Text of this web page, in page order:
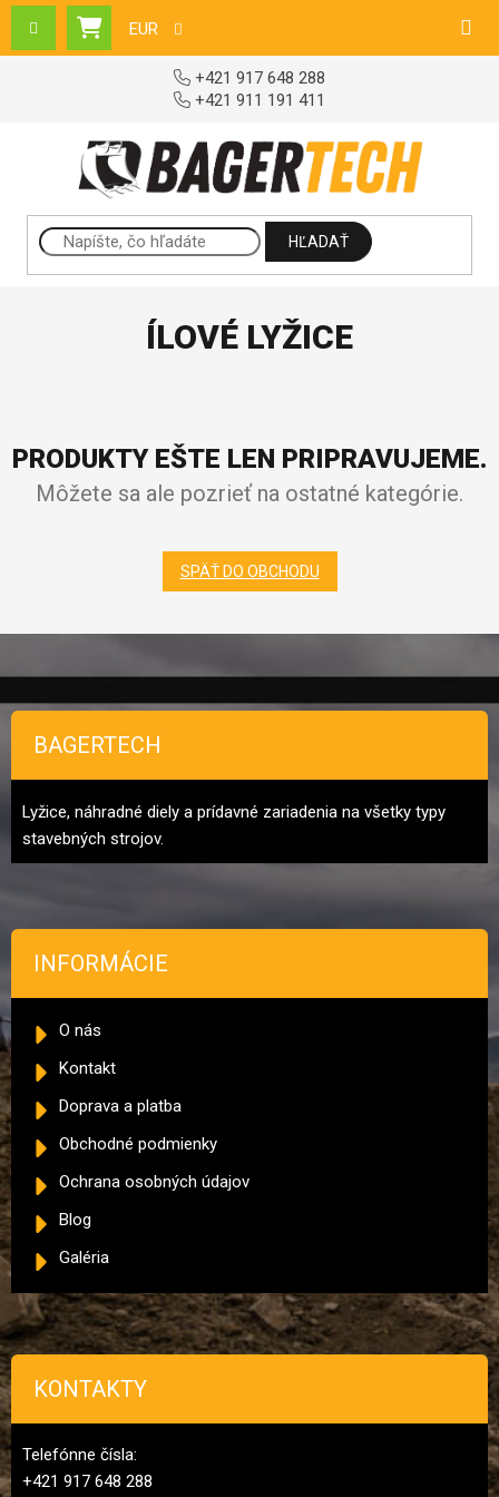
Prejsť na obsah
NÁKUPNÝ KOŠÍK
EUR
+421 917 648 288
+421 911 191 411
HĽADAŤ
ÍLOVÉ LYŽICE
PRODUKTY EŠTE LEN PRIPRAVUJEME.
Môžete sa ale pozrieť na ostatné kategórie.
SPÄŤ DO OBCHODU
BAGERTECH
Lyžice, náhradné diely a prídavné zariadenia na všetky typy
stavebných strojov.
INFORMÁCIE
O nás
Kontakt
Doprava a platba
Obchodné podmienky
Ochrana osobných údajov
Blog
Galéria
KONTAKTY
Telefónne čísla:
+421 917 648 288